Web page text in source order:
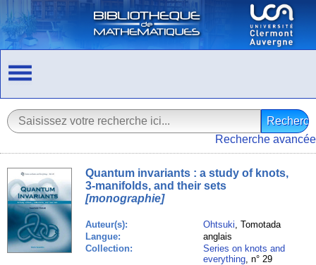
Recherche avancée
Quantum invariants : a study of knots,
3-manifolds, and their sets
[monographie]
Auteur(s): Ohtsuki, Tomotada
Langue:
anglais
Collection:
Series on knots and
everything, n° 29